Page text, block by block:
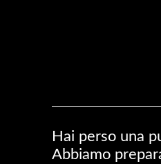
Hai perso una
Abbiamo